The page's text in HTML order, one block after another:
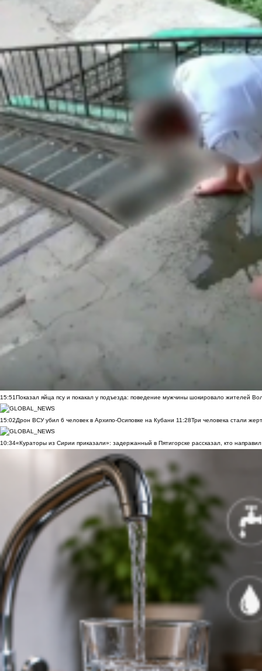
15:51Показал яйца псу и покакал у подъезда: поведение мужчины шокировало жителей
15:02Дрон ВСУ убил 6 человек в Архипо-Осиповке на Кубани 11:28Три человека стали
10:34«Кураторы из Сирии приказали»: задержанный в Пятигорске рассказал, кто направил